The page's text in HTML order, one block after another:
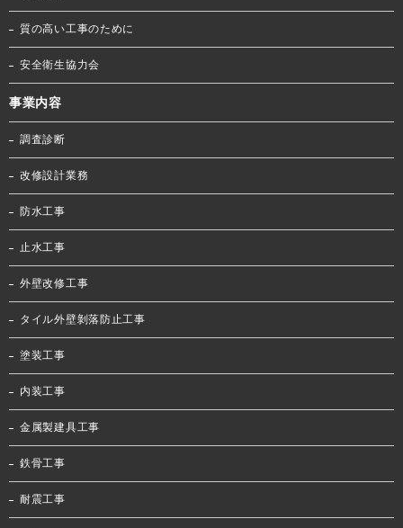
質の高い工事のために
安全衛生協力会
事業内容
調査診断
改修設計業務
防水工事
止水工事
外壁改修工事
タイル外壁剝落防止工事
塗装工事
内装工事
金属製建具工事
鉄骨工事
耐震工事